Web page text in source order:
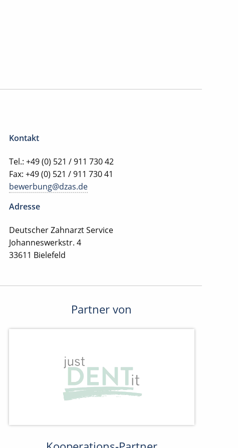
Kontakt
Tel.: +49 (0) 521 / 911 730 42
Fax: +49 (0) 521 / 911 730 41
bewerbung@dzas.de
Adresse
Deutscher Zahnarzt Service
Johanneswerkstr. 4
33611 Bielefeld
Partner von